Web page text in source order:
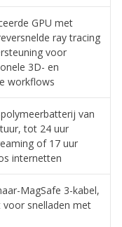
GPU met
ray tracing
voor
3D- en
workflows
van
tot 24 uur
of 17 uur
internetten
MagSafe 3-kabel,
voor snelladen met